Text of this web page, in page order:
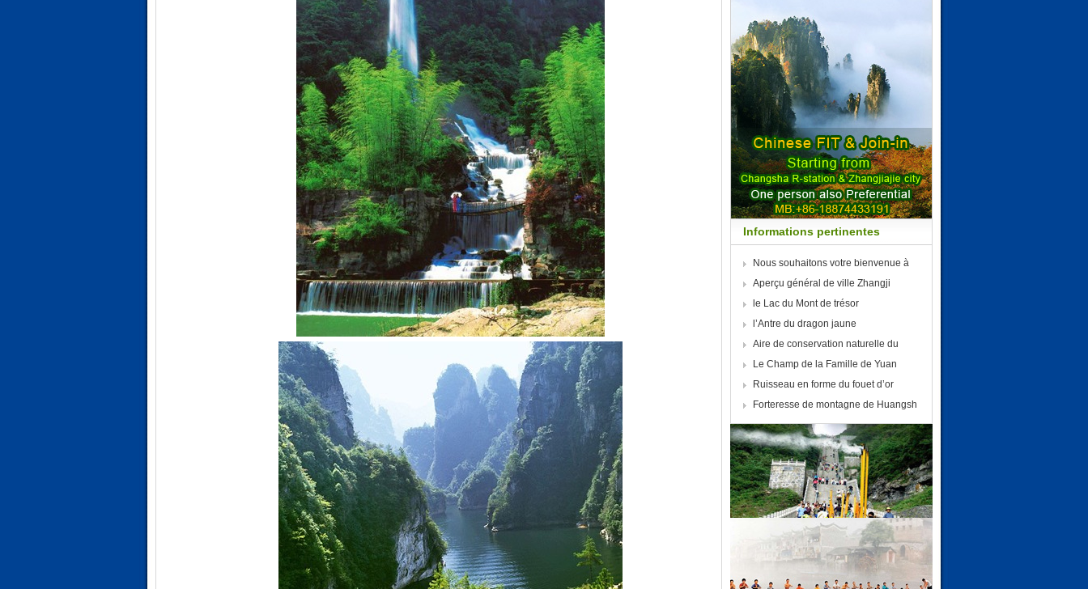
Informations pertinentes
Nous souhaitons votre bienvenue à
Aperçu général de ville Zhangji
le Lac du Mont de trésor
l’Antre du dragon jaune
Aire de conservation naturelle du
Le Champ de la Famille de Yuan
Ruisseau en forme du fouet d’or
Forteresse de montagne de Huangsh